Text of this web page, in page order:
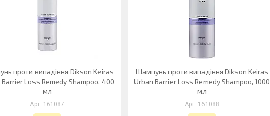
проти випадіння Dikson Keiras
Loss Remedy Shampoo, 400
мл
161087
Шампунь проти випадіння Dikson Keiras
Urban Barrier Loss Remedy Shampoo, 1000
мл
161088